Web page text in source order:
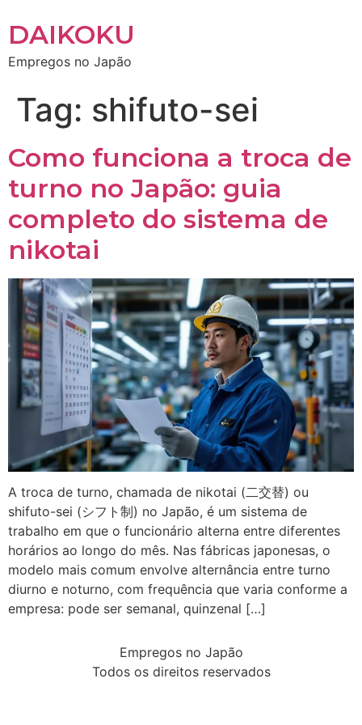
DAIKOKU
Empregos no Japão
Tag: shifuto-sei
Como funciona a troca de
turno no Japão: guia
completo do sistema de
nikotai
A troca de turno, chamada de nikotai (二交替) ou
shifuto-sei (シフト制) no Japão, é um sistema de
trabalho em que o funcionário alterna entre diferentes
horários ao longo do mês. Nas fábricas japonesas, o
modelo mais comum envolve alternância entre turno
diurno e noturno, com frequência que varia conforme a
empresa: pode ser semanal, quinzenal […]
Empregos no Japão
Todos os direitos reservados